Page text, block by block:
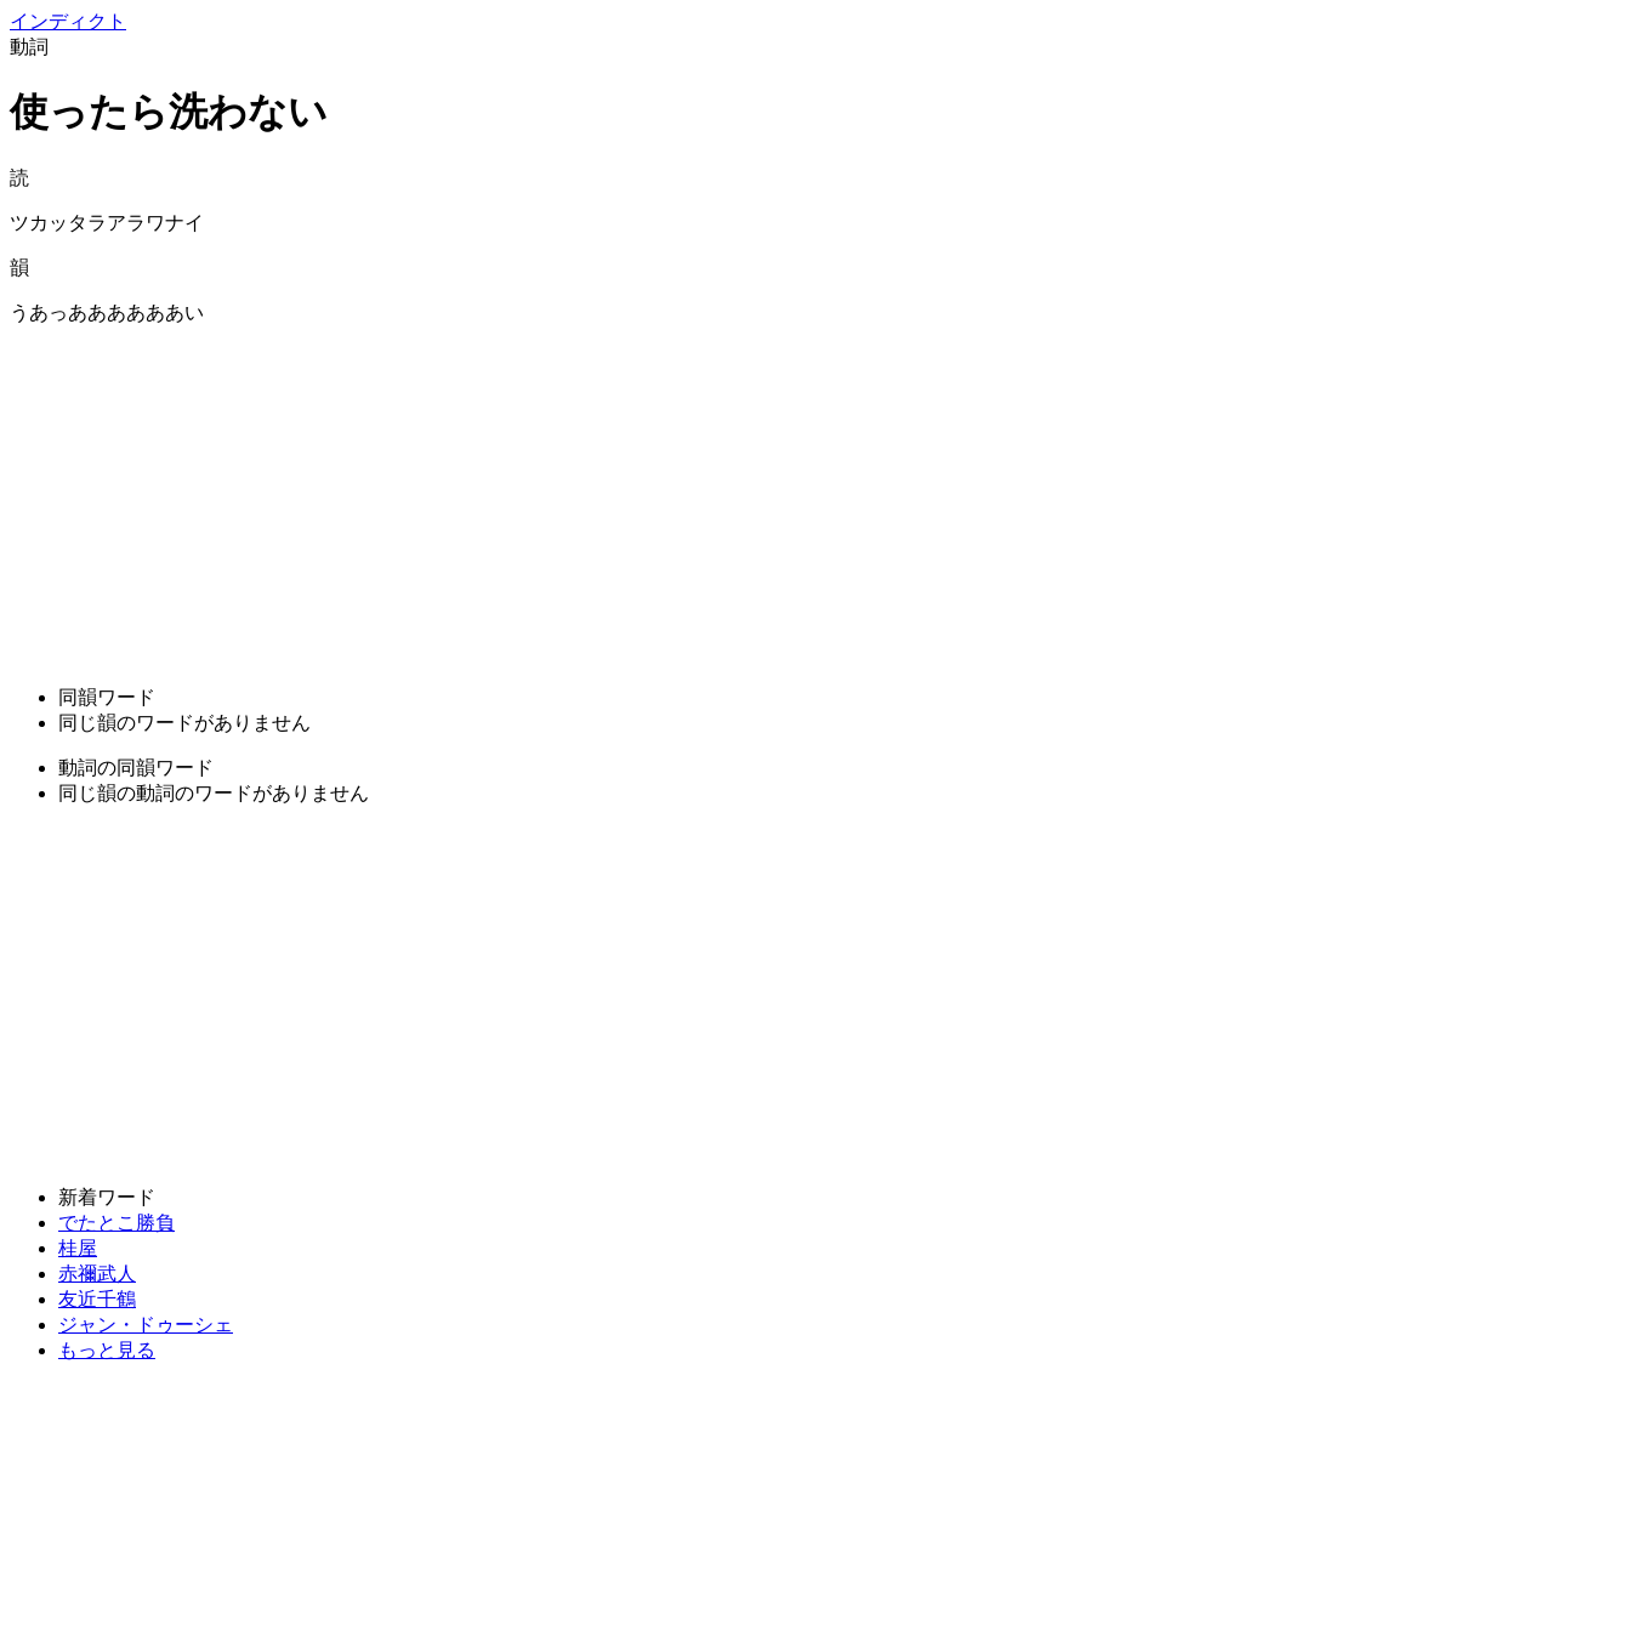
インディクト
動詞
使ったら洗わない
読
ツカッタラアラワナイ
韻
うあっああああああい
同韻ワード
同じ韻のワードがありません
動詞の同韻ワード
同じ韻の動詞のワードがありません
新着ワード
でたとこ勝負
桂屋
赤禰武人
友近千鶴
ジャン・ドゥーシェ
もっと見る